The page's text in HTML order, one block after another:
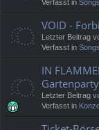
Verfasst in
VOID -
Letzter Beitrag
Verfasst in
IN
Gartenparty
Letzter Beitrag
Verfasst in